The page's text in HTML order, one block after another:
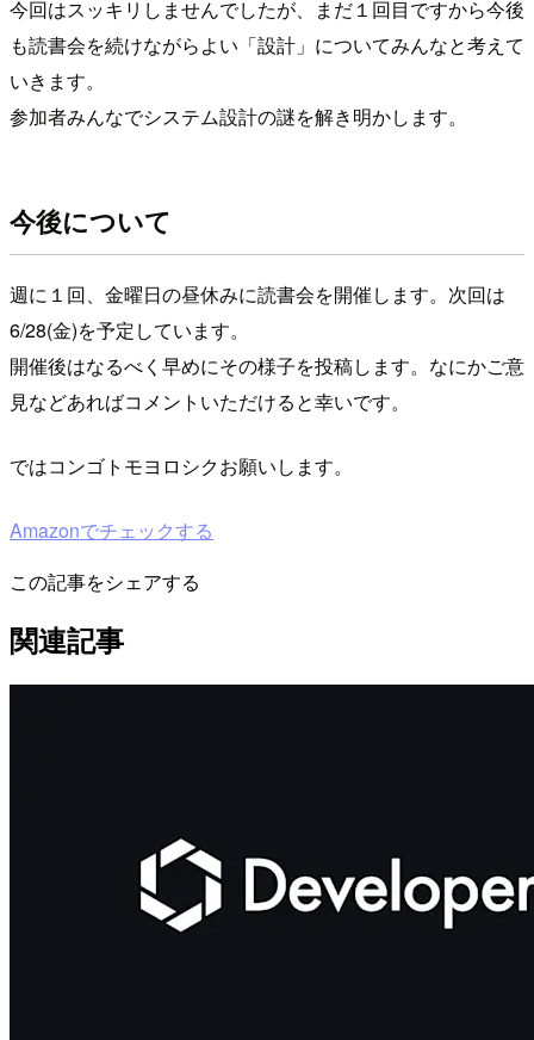
今回はスッキリしませんでしたが、まだ１回目ですから今後
も読書会を続けながらよい「設計」についてみんなと考えて
いきます。
参加者みんなでシステム設計の謎を解き明かします。
今後について
週に１回、金曜日の昼休みに読書会を開催します。次回は
6/28(金)を予定しています。
開催後はなるべく早めにその様子を投稿します。なにかご意
見などあればコメントいただけると幸いです。
ではコンゴトモヨロシクお願いします。
Amazonでチェックする
この記事をシェアする
関連記事